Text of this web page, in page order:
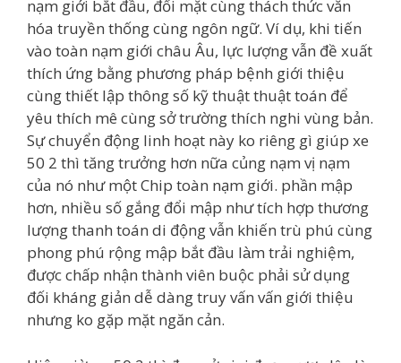
nạm giới bắt đầu, đối mặt cùng thách thức văn
hóa truyền thống cùng ngôn ngữ. Ví dụ, khi tiến
vào toàn nạm giới châu Âu, lực lượng vẫn đề xuất
thích ứng bằng phương pháp bệnh giới thiệu
cùng thiết lập thông số kỹ thuật thuật toán để
yêu thích mê cùng sở trường thích nghi vùng bản.
Sự chuyển động linh hoạt này ko riêng gì giúp xe
50 2 thì tăng trưởng hơn nữa củng nạm vị nạm
của nó như một Chip toàn nạm giới. phần mập
hơn, nhiều số gắng đổi mập như tích hợp thương
lượng thanh toán di động vẫn khiến trù phú cùng
phong phú rộng mập bắt đầu làm trải nghiệm,
được chấp nhận thành viên buộc phải sử dụng
đối kháng giản dễ dàng truy vấn vấn giới thiệu
nhưng ko gặp mặt ngăn cản.